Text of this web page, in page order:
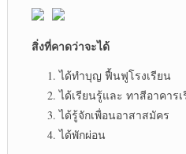
สิ่งที่คาดว่าจะได้
ได้ทำบุญ ฟื้นฟูโรงเรียน
ได้เรียนรู้และ ทาสีอาคาร
ได้รู้จักเพื่อนอาสาสมัคร
ได้พักผ่อน